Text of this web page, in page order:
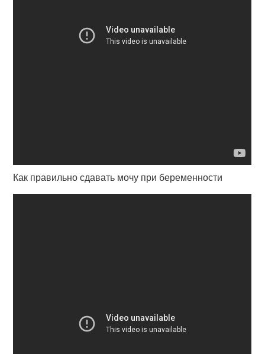
Как правильно сдавать мочу при беременности